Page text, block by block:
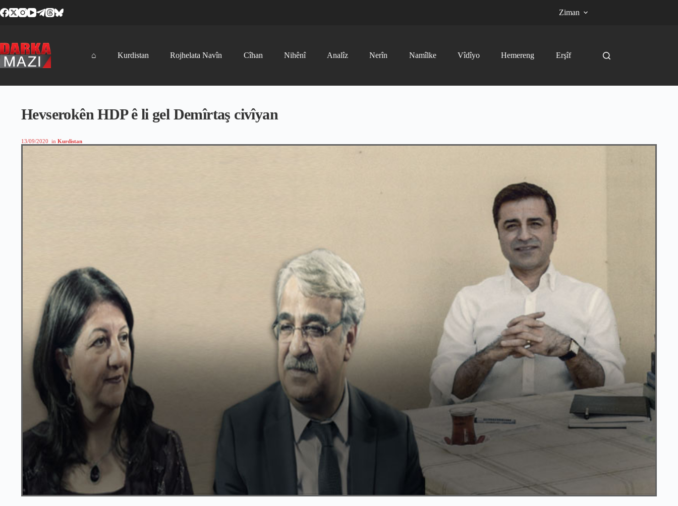
to
Ziman
⌂ Kurdistan Rojhelata Navîn Cîhan Nihênî Analîz Nerîn Namîlke Vîdîyo Hemereng Erşîf
Hevserokên HDP ê li gel Demîrtaş civîyan
13/09/2020 in Kurdistan